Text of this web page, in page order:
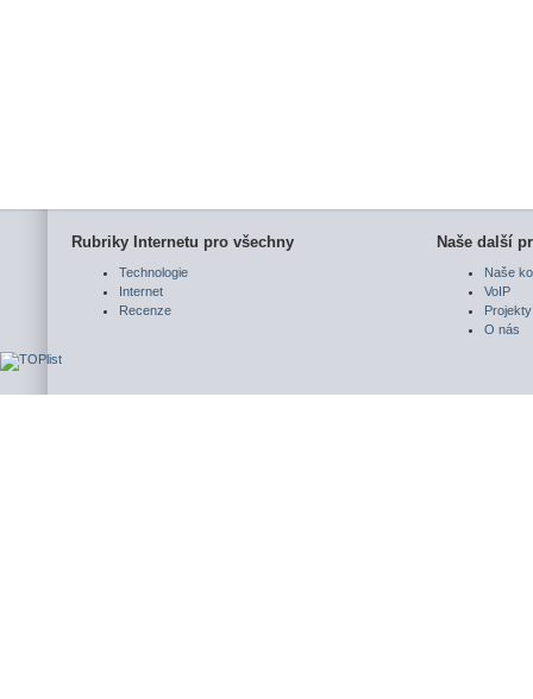
Rubriky Internetu pro všechny
Technologie
Internet
Recenze
Naše další
Naše
VoIP
Projekty
O nás